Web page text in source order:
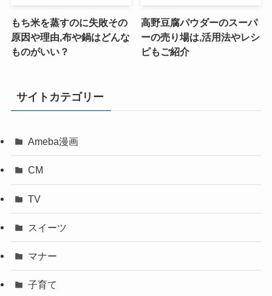
もち米を蒸すのに失敗その
原因や理由,布や鍋はどんな
ものがいい？
高野豆腐パウダーのスーパ
ーの売り場は,活用法やレシ
ピもご紹介
サイトカテゴリー
Ameba漫画
CM
TV
スイーツ
マナー
子育て